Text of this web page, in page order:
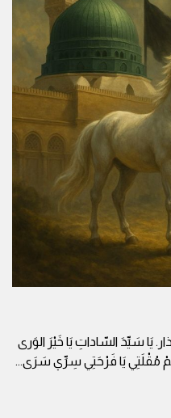
يَا سَيِّدَ السّاداتِ يَا خَيْرَ الوَرى
مُقْلَتِي يَا فَرْحَتِي سِرِّي سَرَى...